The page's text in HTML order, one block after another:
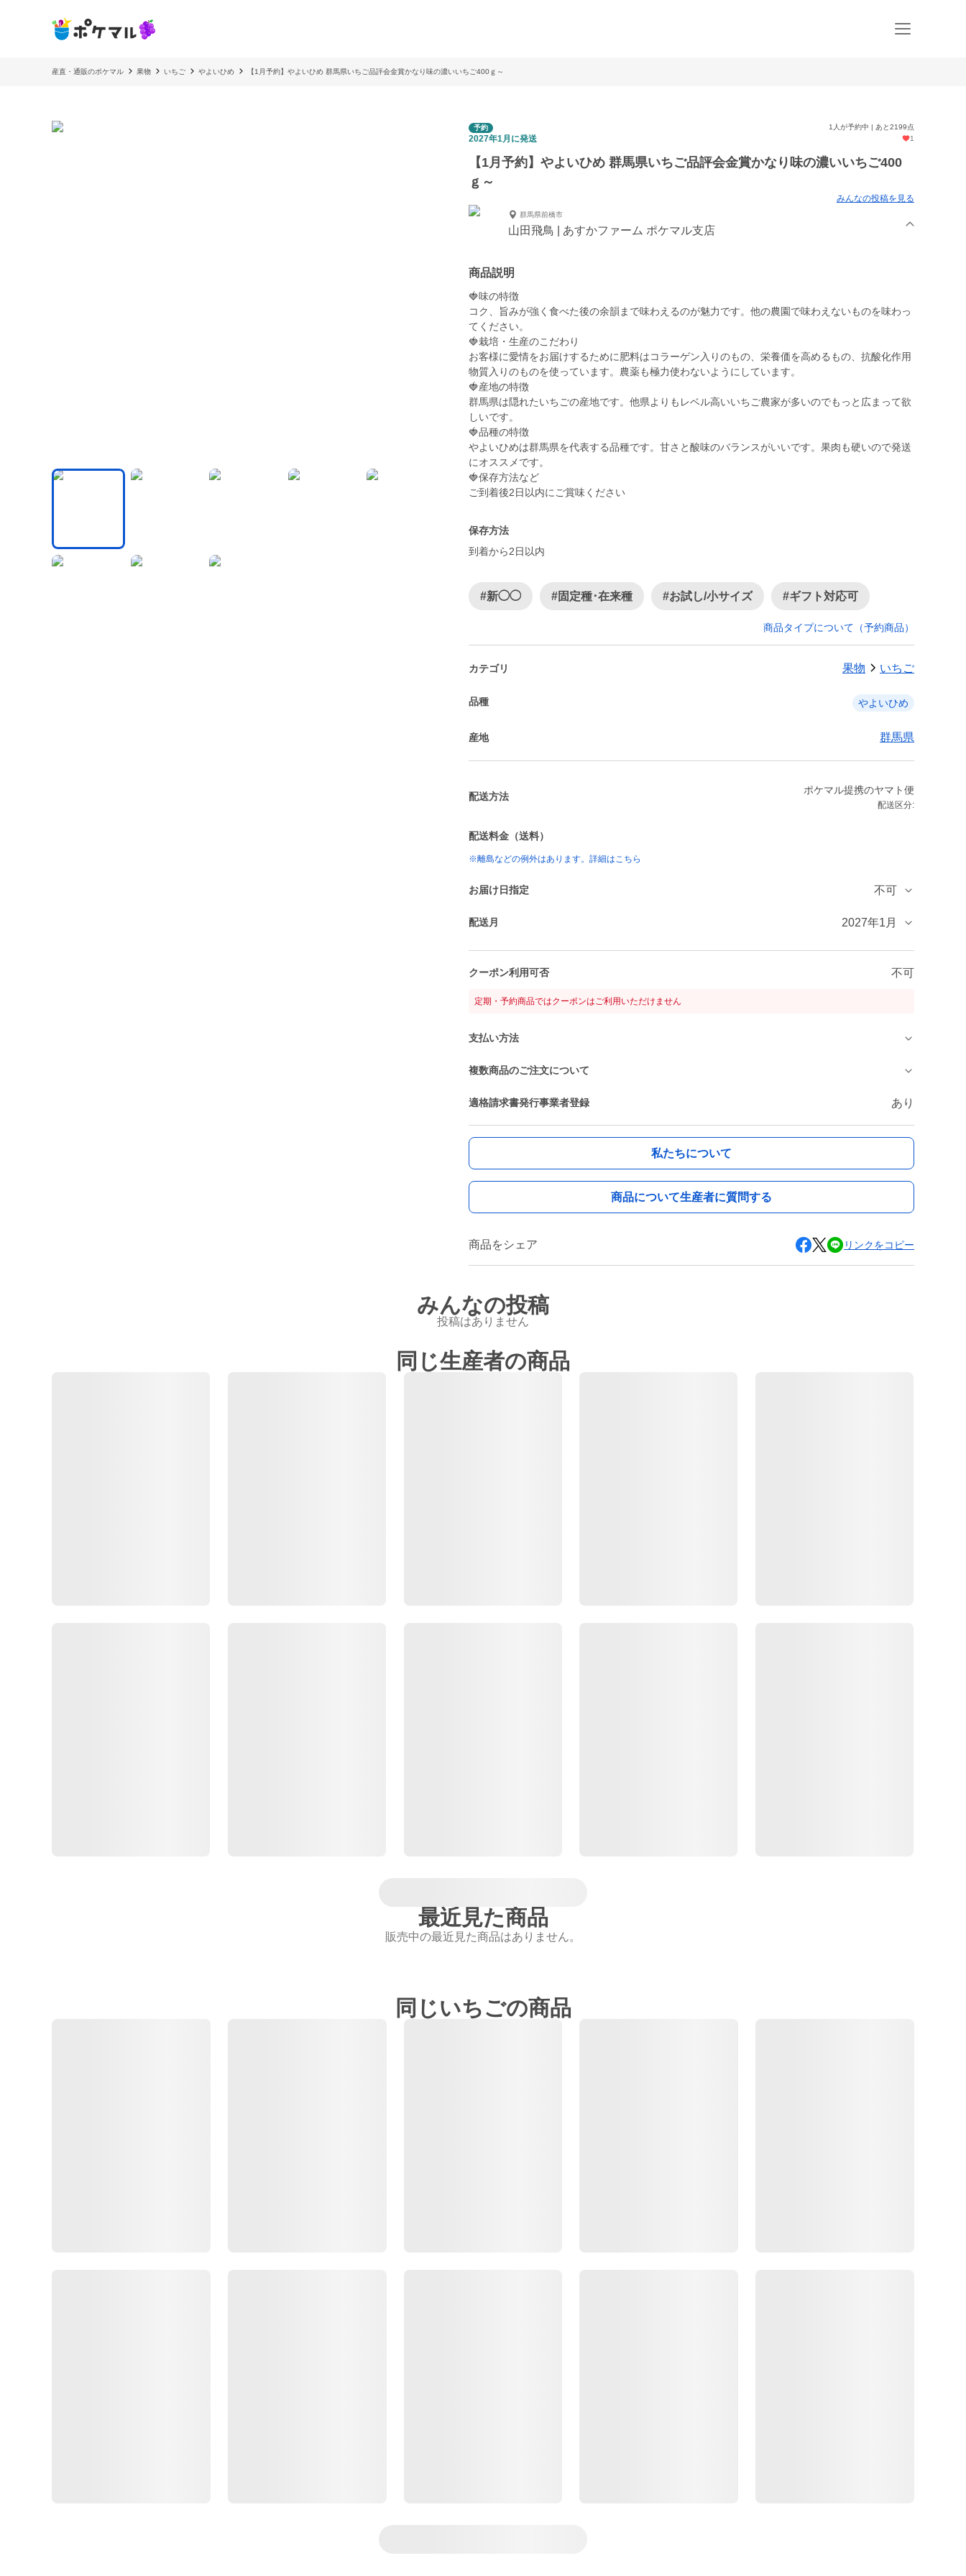
産直・通販のポケマル 果物 いちご やよいひめ 【1月予約】やよいひめ 群馬県いちご品評会金賞かなり味の濃いいちご400ｇ～
予約 1人が予約中 | あと2199点
2027年1月に発送 1
【1月予約】やよいひめ 群馬県いちご品評会金賞かなり味の濃いいちご400
ｇ～
みんなの投稿を見る
群馬県前橋市
山田飛鳥 | あすかファーム ポケマル支店
商品説明
🍓味の特徴
コク、旨みが強く食べた後の余韻まで味わえるのが魅力です。他の農園で味わえないものを味わっ
てください。
🍓栽培・生産のこだわり
お客様に愛情をお届けするために肥料はコラーゲン入りのもの、栄養価を高めるもの、抗酸化作用
物質入りのものを使っています。農薬も極力使わないようにしています。
🍓産地の特徴
群馬県は隠れたいちごの産地です。他県よりもレベル高いいちご農家が多いのでもっと広まって欲
しいです。
🍓品種の特徴
やよいひめは群馬県を代表する品種です。甘さと酸味のバランスがいいです。果肉も硬いので発送
にオススメです。
🍓保存方法など
ご到着後2日以内にご賞味ください
保存方法
到着から2日以内
#新◯◯ #固定種･在来種 #お試し/小サイズ #ギフト対応可
商品タイプについて（予約商品）
カテゴリ 果物 いちご
品種 やよいひめ
産地 群馬県
配送方法
ポケマル提携のヤマト便
配送区分:
配送料金（送料）
※離島などの例外はあります。詳細はこちら
お届け日指定 不可
配送月 2027年1月
クーポン利用可否 不可
定期・予約商品ではクーポンはご利用いただけません
支払い方法
複数商品のご注文について
適格請求書発行事業者登録 あり
私たちについて
商品について生産者に質問する
商品をシェア リンクをコピー
みんなの投稿
投稿はありません
同じ生産者の商品
最近見た商品
販売中の最近見た商品はありません。
同じいちごの商品